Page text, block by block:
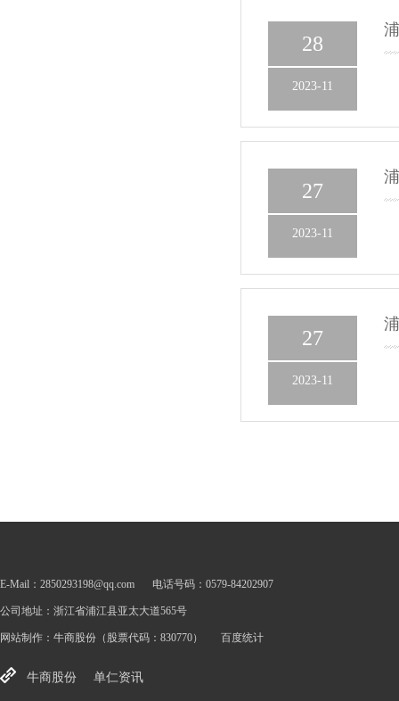
28
2023-11
27
2023-11
27
2023-11
E-Mail：2850293198@qq.com 电话号码：0579-84202907
公司地址：浙江省浦江县亚太大道565号
网站制作： 牛商股份 （股票代码：830770） 百度统计
牛商股份 单仁资讯